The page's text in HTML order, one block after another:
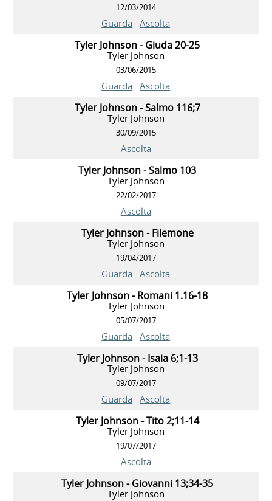
12/03/2014
Guarda Ascolta
Tyler Johnson - Giuda 20-25
Tyler Johnson
03/06/2015
Guarda Ascolta
Tyler Johnson - Salmo 116;7
Tyler Johnson
30/09/2015
Ascolta
Tyler Johnson - Salmo 103
Tyler Johnson
22/02/2017
Ascolta
Tyler Johnson - Filemone
Tyler Johnson
19/04/2017
Guarda Ascolta
Tyler Johnson - Romani 1.16-18
Tyler Johnson
05/07/2017
Guarda Ascolta
Tyler Johnson - Isaia 6;1-13
Tyler Johnson
09/07/2017
Guarda Ascolta
Tyler Johnson - Tito 2;11-14
Tyler Johnson
19/07/2017
Ascolta
Tyler Johnson - Giovanni 13;34-35
Tyler Johnson